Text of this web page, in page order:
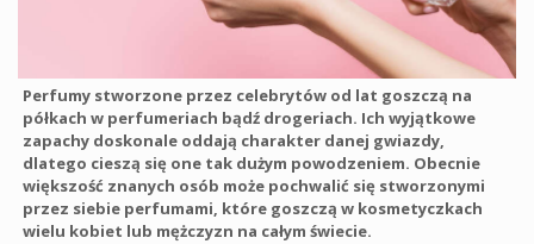
Perfumy stworzone przez celebrytów od lat goszczą na
półkach w perfumeriach bądź drogeriach. Ich wyjątkowe
zapachy doskonale oddają charakter danej gwiazdy,
dlatego cieszą się one tak dużym powodzeniem. Obecnie
większość znanych osób może pochwalić się stworzonymi
przez siebie perfumami, które goszczą w kosmetyczkach
wielu kobiet lub mężczyzn na całym świecie.